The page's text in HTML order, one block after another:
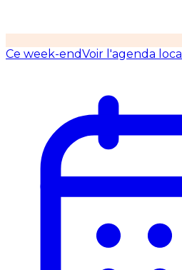
Ce week-endVoir l'agenda local